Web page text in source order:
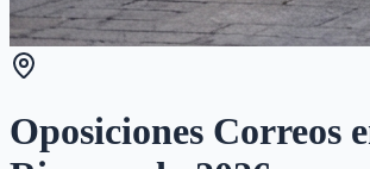
Oposiciones Correos